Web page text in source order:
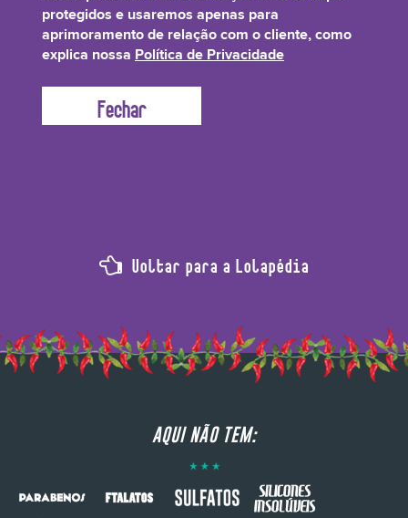
dar o cheirinho Lolístico ao produto.
Voltar para a Lolapédia
AQUI NÃO TEM:
protegidos e usaremos apenas para
aprimoramento de relação com o cliente, como
explica nossa Política de Privacidade